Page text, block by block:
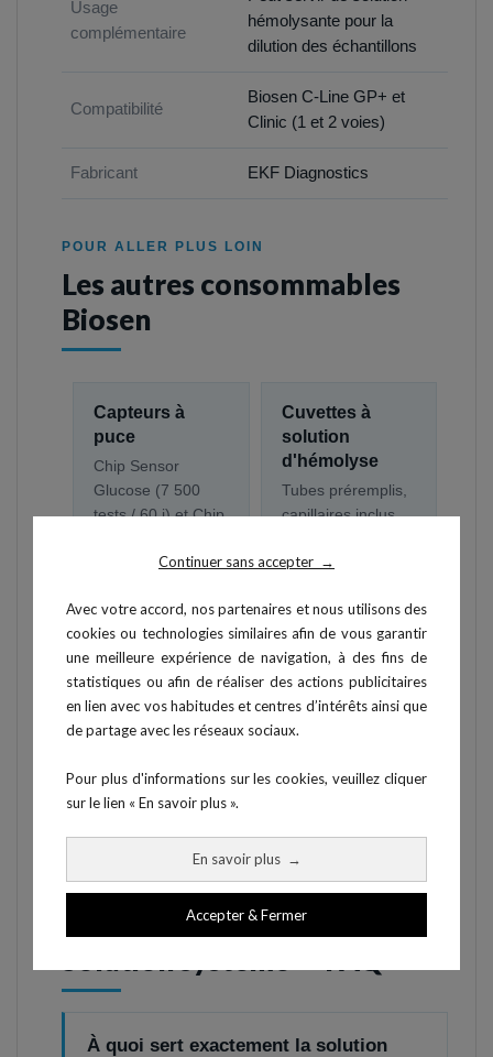
Continuer sans accepter →
Avec votre accord, nos partenaires et nous utilisons des
cookies ou technologies similaires afin de vous garantir
une meilleure expérience de navigation, à des fins de
statistiques ou afin de réaliser des actions publicitaires
en lien avec vos habitudes et centres d’intérêts ainsi que
de partage avec les réseaux sociaux.
Pour plus d'informations sur les cookies, veuillez cliquer
sur le lien « En savoir plus ».
En savoir plus →
Accepter & Fermer
Usage
complémentaire
hémolysante pour la
dilution des échantillons
Compatibilité
Biosen C-Line GP+ et
Clinic (1 et 2 voies)
Fabricant EKF Diagnostics
POUR ALLER PLUS LOIN
Les autres consommables
Biosen
Capteurs à
puce
Chip Sensor
Glucose (7 500
tests / 60 j) et Chip
000 tests / 50 j).
Cuvettes à
solution
d'hémolyse
Tubes préremplis,
capillaires inclus.
pack de 1 000.
Multistandard
12 mmol/L · Kit
de linéarité
Calibration
automatique et
linéarité des
capteurs (2-7-18
mmol/L).
Service box
Biosen
Pièces d'entretien
périodique :
échangeur, tube
QUESTIONS FRÉQUENTES
À quoi sert exactement la solution